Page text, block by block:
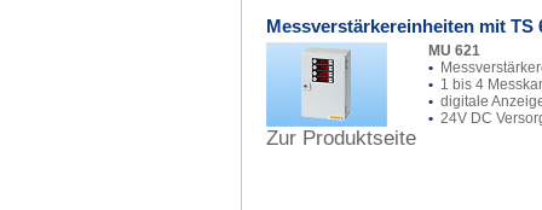
Messverstärkereinheiten mit TS
Zur Produktseite
MU 621
•
• 1 bis 4
• digitale
• 24V DC